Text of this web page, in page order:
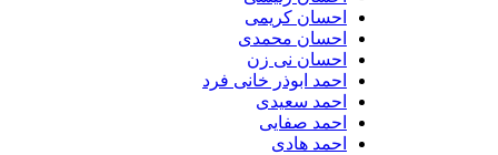
احسان کریمی
احسان محمدی
احسان نی زن
احمد ابوذر خانی فرد
احمد سعیدی
احمد صفایی
احمد هادی